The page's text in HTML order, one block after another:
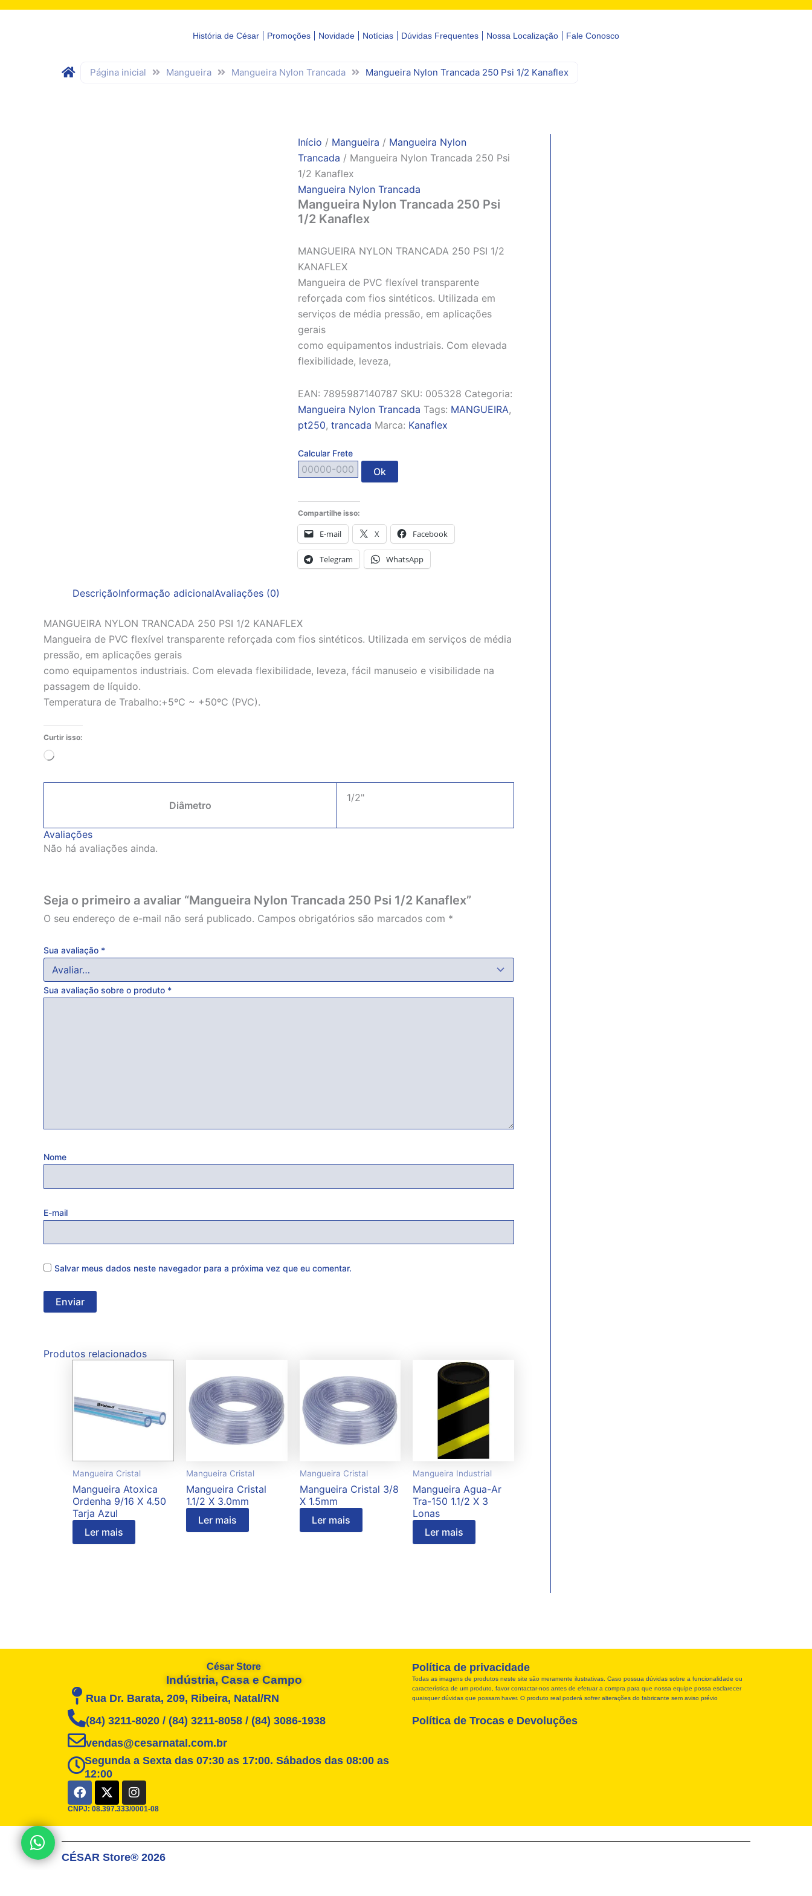
História de César Promoções Novidade Notícias Dúvidas Frequentes Nossa Localização Fale Conosco
Página inicial Mangueira Mangueira Nylon Trancada Mangueira Nylon Trancada 250 Psi 1/2 Kanaflex
Início / Mangueira / Mangueira Nylon
Trancada / Mangueira Nylon Trancada 250 Psi
1/2 Kanaflex
Mangueira Nylon Trancada
Mangueira Nylon Trancada 250 Psi
1/2 Kanaflex
MANGUEIRA NYLON TRANCADA 250 PSI 1/2
KANAFLEX
Mangueira de PVC flexível transparente
reforçada com fios sintéticos. Utilizada em
serviços de média pressão, em aplicações
gerais
como equipamentos industriais. Com elevada
flexibilidade, leveza,
EAN: 7895987140787 SKU: 005328 Categoria:
Mangueira Nylon Trancada Tags: MANGUEIRA,
pt250, trancada Marca: Kanaflex
Calcular Frete
Ok
Compartilhe isso:
E-mail X Facebook
Telegram WhatsApp
DescriçãoInformação adicionalAvaliações (0)
MANGUEIRA NYLON TRANCADA 250 PSI 1/2 KANAFLEX
Mangueira de PVC flexível transparente reforçada com fios sintéticos. Utilizada em serviços de média
pressão, em aplicações gerais
como equipamentos industriais. Com elevada flexibilidade, leveza, fácil manuseio e visibilidade na
passagem de líquido.
Temperatura de Trabalho:+5ºC ~ +50ºC (PVC).
Curtir isso:
Carregando...
Diâmetro
1/2"
Avaliações
Não há avaliações ainda.
Seja o primeiro a avaliar “Mangueira Nylon Trancada 250 Psi 1/2 Kanaflex”
O seu endereço de e-mail não será publicado. Campos obrigatórios são marcados com *
Sua avaliação *
Sua avaliação sobre o produto *
Nome
E-mail
Salvar meus dados neste navegador para a próxima vez que eu comentar.
Produtos relacionados
Mangueira Cristal
Mangueira Atoxica
Ordenha 9/16 X 4.50
Tarja Azul
Ler mais
Mangueira Cristal
Mangueira Cristal
1.1/2 X 3.0mm
Ler mais
Mangueira Cristal
Mangueira Cristal 3/8
X 1.5mm
Ler mais
Mangueira Industrial
Mangueira Agua-Ar
Tra-150 1.1/2 X 3
Lonas
Ler mais
César Store
Indústria, Casa e Campo
Rua Dr. Barata, 209, Ribeira, Natal/RN
(84) 3211-8020 / (84) 3211-8058 / (84) 3086-1938
vendas@cesarnatal.com.br
Segunda a Sexta das 07:30 as 17:00. Sábados das 08:00 as
12:00
F
a
c
e
o
o
X
-
t
w
t
t
I
n
s
t
g
r
CNPJ: 08.397.333/0001-08
Política de privacidade
Todas as imagens de produtos neste site são meramente ilustrativas. Caso possua dúvidas sobre a funcionalidade ou
característica de um produto, favor contactar-nos antes de efetuar a compra para que nossa equipe possa esclarecer
quaisquer dúvidas que possam haver. O produto real poderá sofrer alterações do fabricante sem aviso prévio
Política de Trocas e Devoluções
CÉSAR Store® 2026
Posso ajudar?